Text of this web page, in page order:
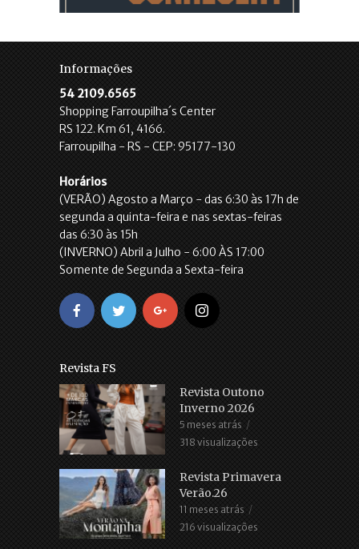
Informações
54 2109.6565
Shopping Farroupilha´s Center
RS 122. Km 61, 4166.
Farroupilha - RS - CEP: 95177-130
Horários
(VERÃO) Agosto a Março - das 6:30 às 17h de
segunda a quinta-feira e nas sextas-feiras
das 6:30 às 15h
(INVERNO) Abril a Julho - 6:00 ÀS 17:00
Somente de Segunda a Sexta-feira
Revista FS
Revista Outono
Inverno 2026
5 meses atrás
318 visualizações
Revista Primavera
Verão.26
11 meses atrás
216 visualizações